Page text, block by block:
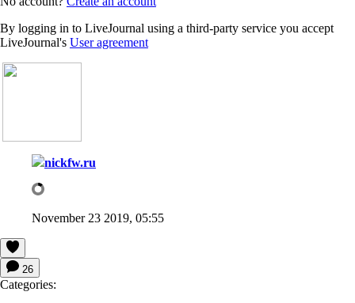
By logging in to LiveJournal using a third-party service you accept
LiveJournal's User agreement
nickfw.ru
November 23 2019, 05:55
26
Categories: